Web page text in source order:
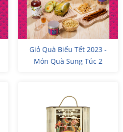
Giỏ Quà Biếu Tết 2023 -
Món Quà Sung Túc 2